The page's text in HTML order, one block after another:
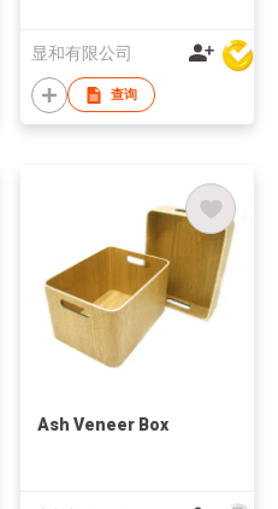
显和有限公司
查询
Ash Veneer Box